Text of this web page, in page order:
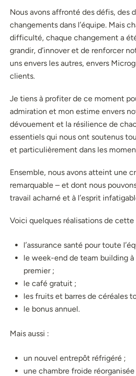
Nous avons affronté des défis, des
changements dans l’équipe. Mais
difficulté, chaque changement a
grandir, d’innover et de renforcer
uns envers les autres, envers
clients.
Je tiens à profiter de ce moment
admiration et mon estime envers
dévouement et la résilience de
essentiels qui nous ont soutenus
et particulièrement dans les
Ensemble, nous avons atteint une
remarquable – et dont nous
travail acharné et à l’esprit
Voici quelques réalisations de cette
l’assurance santé pour toute
le week-end de team building
premier ;
le café gratuit ;
les fruits et barres de céréales
le bonus annuel.
Mais aussi :
un nouvel entrepôt réfrigéré ;
une chambre froide réorganisée